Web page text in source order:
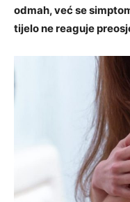
odmah, već se
tijelo ne reaguje